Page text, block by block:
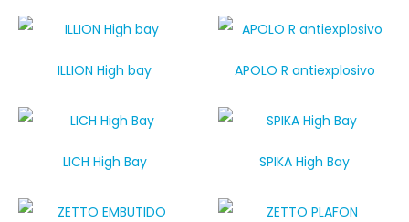
ILLION High bay APOLO R antiexplosivo
LICH High Bay SPIKA High Bay